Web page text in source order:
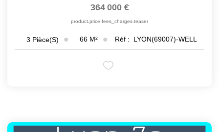
364 000 €
product.price.fees_charges.teaser
3 Pièce(s) 66 M² Réf : LYON(69007)-WELL